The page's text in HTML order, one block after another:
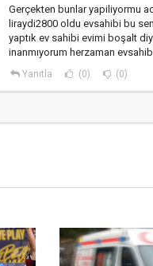
Gerçekten bunlar yapiliyormu
liraydi2800 oldu evsahibi bu
yaptık ev sahibi evimi boşalt
inanmıyorum herzaman
Yanıtla (0) (0)